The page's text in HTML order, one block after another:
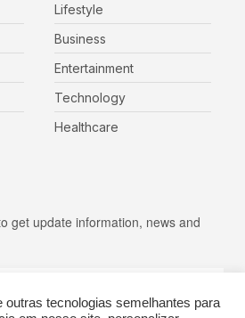
Lifestyle
Business
Entertainment
Technology
Healthcare
get update information, news and
outras tecnologias semelhantes para